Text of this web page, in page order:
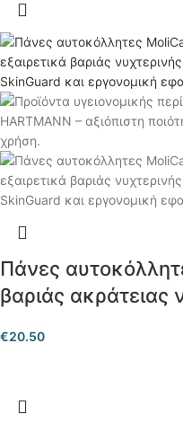
Πάνες
βαριάς ακράτειας
€20.50